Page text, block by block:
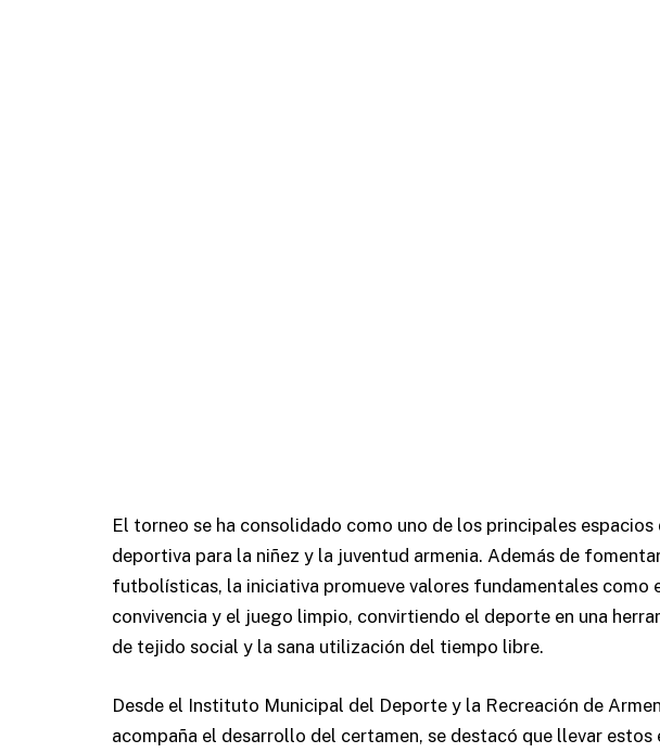
El torneo se ha consolidado como uno de los principales
deportiva para la niñez y la juventud armenia. Además de
futbolísticas, la iniciativa promueve valores fundamentales como
convivencia y el juego limpio, convirtiendo el deporte en una
de tejido social y la sana utilización del tiempo libre.
Desde el Instituto Municipal del Deporte y la Recreación de
acompaña el desarrollo del certamen, se destacó que llevar